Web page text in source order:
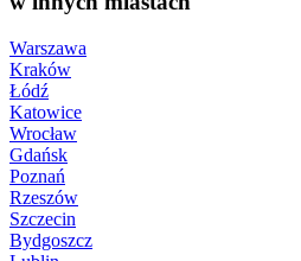
Warszawa
Kraków
Łódź
Katowice
Wrocław
Gdańsk
Poznań
Rzeszów
Szczecin
Bydgoszcz